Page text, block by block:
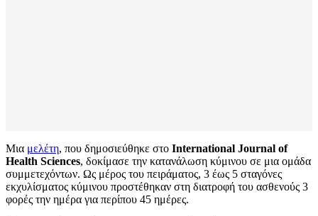
Μια μελέτη, που δημοσιεύθηκε στο International Journal of
Health Sciences, δοκίμασε την κατανάλωση κύμινου σε μια ομάδα
συμμετεχόντων. Ως μέρος του πειράματος, 3 έως 5 σταγόνες
εκχυλίσματος κύμινου προστέθηκαν στη διατροφή του ασθενούς 3
φορές την ημέρα για περίπου 45 ημέρες.